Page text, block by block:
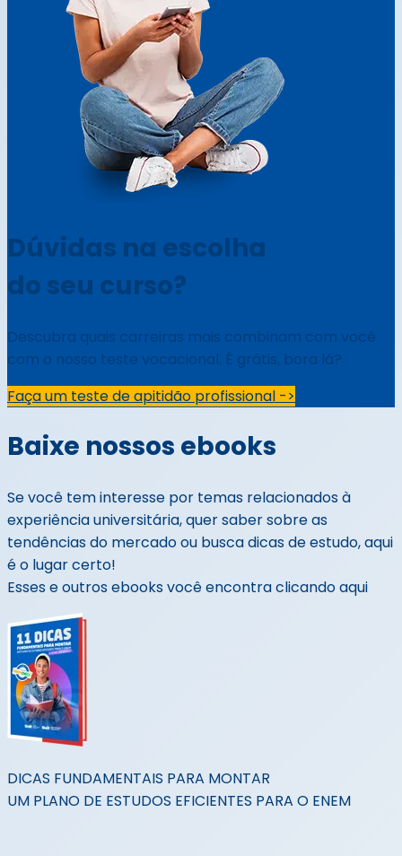
Dúvidas na escolha
do seu curso?
Descubra quais carreiras mais combinam com você
com o nosso teste vocacional. É grátis, bora lá?
Faça um teste de apitidão profissional ->
Baixe nossos ebooks
Se você tem interesse por temas relacionados à
experiência universitária, quer saber sobre as
tendências do mercado ou busca dicas de estudo, aqui
é o lugar certo!
Esses e outros ebooks você encontra clicando aqui
DICAS FUNDAMENTAIS PARA MONTAR
UM PLANO DE ESTUDOS EFICIENTES PARA O ENEM